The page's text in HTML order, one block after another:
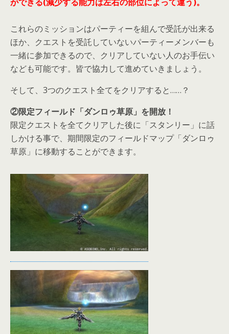
これらのミッションはパーティーを組んで受託が出来る
ほか、クエストを受託していないパーティーメンバーも
一緒に参加できるので、クリアしていない人のお手伝い
なども可能です。皆で協力して進めていきましょう。
そして、3つのクエスト全てをクリアすると……？
②限定フィールド「ダンロゥ草原」を開放！
限定クエストを全てクリアした後に「スタンリー」に話
しかける事で、期間限定のフィールドマップ「ダンロゥ
草原」に移動することができます。